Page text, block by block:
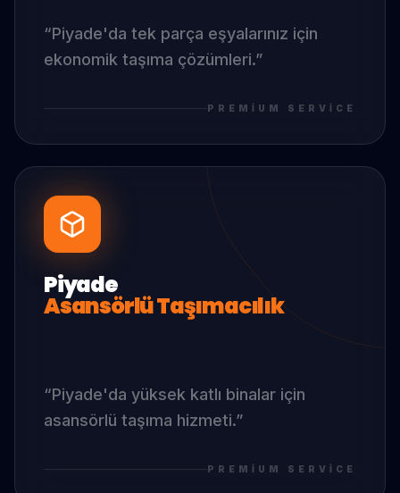
“Piyade'da tek parça eşyalarınız için
ekonomik taşıma çözümleri.”
PREMIUM SERVICE
Piyade
Asansörlü Taşımacılık
“Piyade'da yüksek katlı binalar için
asansörlü taşıma hizmeti.”
PREMIUM SERVICE